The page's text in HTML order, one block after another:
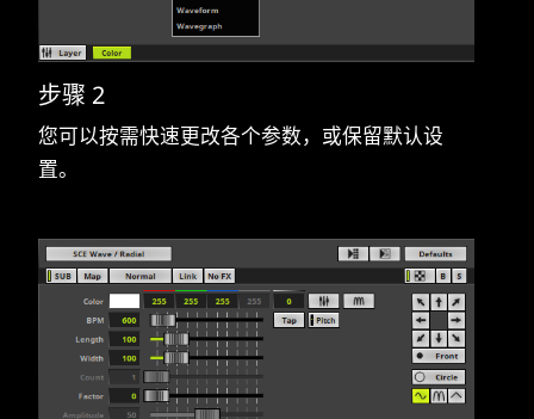
步骤 2
您可以按需快速更改各个参数，或保留默认设
置。